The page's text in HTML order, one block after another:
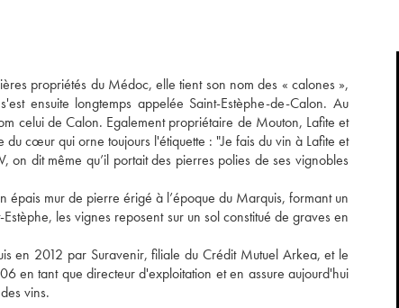
propriétés du Médoc, elle tient son nom des « calones »,
ensuite longtemps appelée Saint-Estèphe-de-Calon. Au
celui de Calon. Egalement propriétaire de Mouton, Lafite et
cœur qui orne toujours l'étiquette : "Je fais du vin à Lafite et
dit même qu’il portait des pierres polies de ses vignobles
mur de pierre érigé à l’époque du Marquis, formant un
les vignes reposent sur un sol constitué de graves en
en 2012 par Suravenir, filiale du Crédit Mutuel Arkea, et le
en tant que directeur d'exploitation et en assure aujourd'hui
vins.